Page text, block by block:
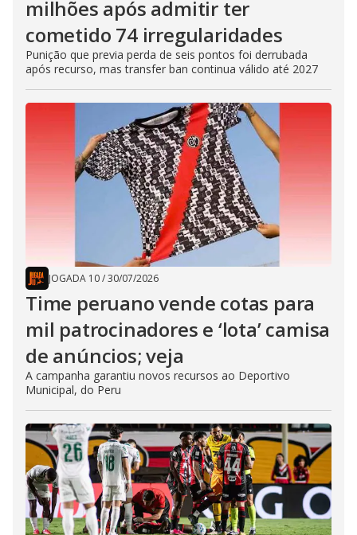
milhões após admitir ter
cometido 74 irregularidades
Punição que previa perda de seis pontos foi derrubada
após recurso, mas transfer ban continua válido até 2027
JOGADA 10/30/07/2026
Time peruano vende cotas para
mil patrocinadores e ‘lota’ camisa
de anúncios; veja
A campanha garantiu novos recursos ao Deportivo
Municipal, do Peru